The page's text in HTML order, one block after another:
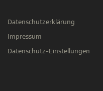
Datenschutzerklärung
Impressum
Datenschutz-Einstellungen